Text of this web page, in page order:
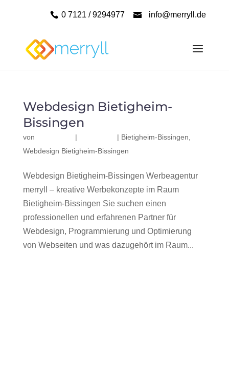
0 7121 / 9294977 info@merryll.de
Webdesign Bietigheim-
Bissingen
von | | Bietigheim-Bissingen
Webdesign Bietigheim-Bissingen
Webdesign Bietigheim-Bissingen Werbeagentur
merryll – kreative Werbekonzepte im Raum
Bietigheim-Bissingen Sie suchen einen
professionellen und erfahrenen Partner für
Webdesign, Programmierung und Optimierung
von Webseiten und was dazugehört im Raum...